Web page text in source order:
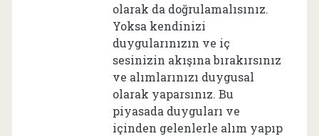
olarak da doğrulamalısınız.
Yoksa kendinizi
duygularınızın ve iç
sesinizin akışına bırakırsınız
ve alımlarınızı duygusal
olarak yaparsınız. Bu
piyasada duyguları ve
içinden gelenlerle alım yapıp